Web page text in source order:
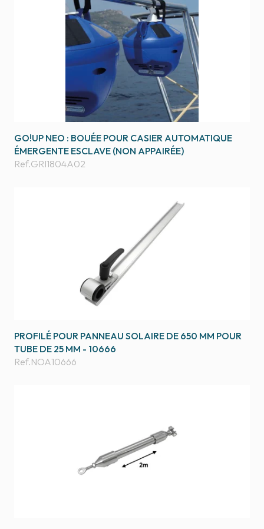
GO!UP NEO : BOUÉE POUR CASIER AUTOMATIQUE
ÉMERGENTE ESCLAVE (NON APPAIRÉE)
Ref.GRI1804A02
PROFILÉ POUR PANNEAU SOLAIRE DE 650 MM POUR
TUBE DE 25 MM - 10666
Ref.NOA10666